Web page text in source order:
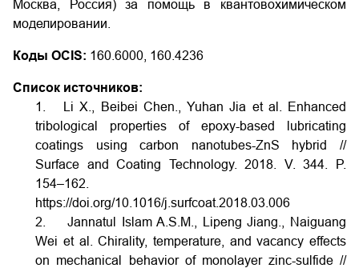
Москва, Россия) за помощь в квантово­химическом
моделировании.
Коды OCIS: 160.6000, 160.4236
Список источников:
1. Li X., Beibei Chen., Yuhan Jia et al. Enhanced
tribological properties of epoxy-based lubricating
coatings using carbon nanotubes-ZnS hybrid //
Surface and Coating Technology. 2018. V. 344. P.
154–162.
https://doi.org/10.1016/j.surfcoat.2018.03.006
2. Jannatul Islam A.S.M., Lipeng Jiang., Naiguang
Wei et al. Chirality, temperature, and vacancy effects
on mechanical behavior of monolayer zinc-sulfide //